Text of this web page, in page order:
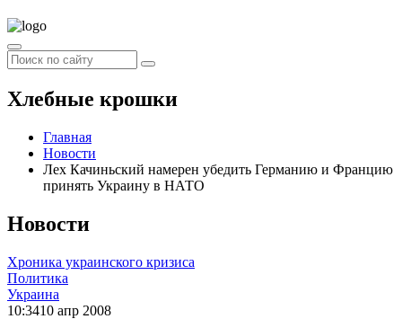
Хлебные крошки
Главная
Новости
Лех Качиньский намерен убедить Германию и Францию
принять Украину в НАТО
Новости
Хроника украинского кризиса
Политика
Украина
10:3410 апр 2008